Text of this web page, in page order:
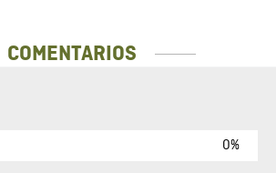
COMENTARIOS
0%